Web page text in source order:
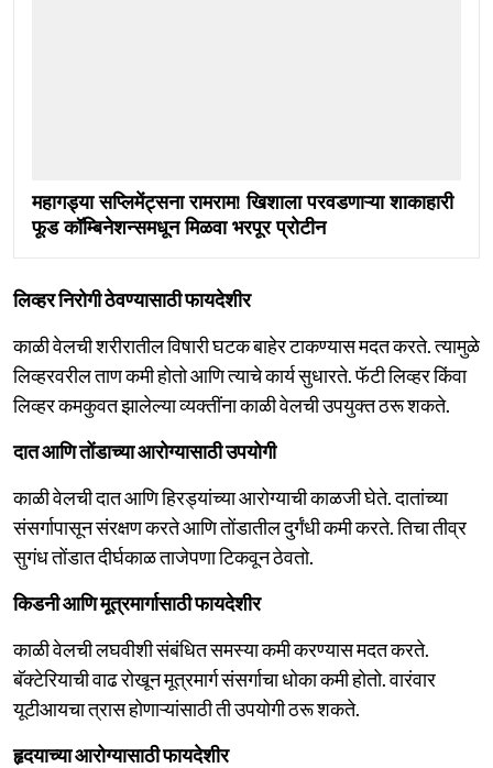
महागड्या सप्लिमेंट्सना रामराम! खिशाला परवडणाऱ्या शाकाहारी
फूड कॉम्बिनेशन्समधून मिळवा भरपूर प्रोटीन
लिव्हर निरोगी ठेवण्यासाठी फायदेशीर
काळी वेलची शरीरातील विषारी घटक बाहेर टाकण्यास मदत करते. त्यामुळे
लिव्हरवरील ताण कमी होतो आणि त्याचे कार्य सुधारते. फॅटी लिव्हर किंवा
लिव्हर कमकुवत झालेल्या व्यक्तींना काळी वेलची उपयुक्त ठरू शकते.
दात आणि तोंडाच्या आरोग्यासाठी उपयोगी
काळी वेलची दात आणि हिरड्यांच्या आरोग्याची काळजी घेते. दातांच्या
संसर्गापासून संरक्षण करते आणि तोंडातील दुर्गंधी कमी करते. तिचा तीव्र
सुगंध तोंडात दीर्घकाळ ताजेपणा टिकवून ठेवतो.
किडनी आणि मूत्रमार्गासाठी फायदेशीर
काळी वेलची लघवीशी संबंधित समस्या कमी करण्यास मदत करते.
बॅक्टेरियाची वाढ रोखून मूत्रमार्ग संसर्गाचा धोका कमी होतो. वारंवार
यूटीआयचा त्रास होणाऱ्यांसाठी ती उपयोगी ठरू शकते.
हृदयाच्या आरोग्यासाठी फायदेशीर